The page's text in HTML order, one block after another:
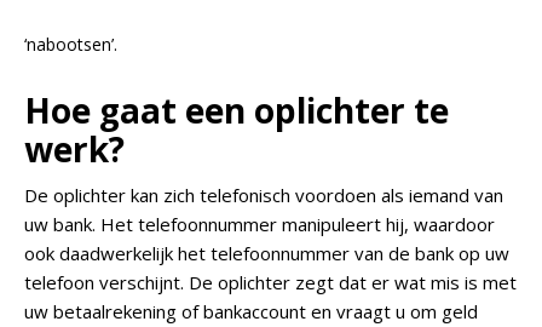
‘nabootsen’.
Hoe gaat een oplichter te
werk?
De oplichter kan zich telefonisch voordoen als iemand van
uw bank. Het telefoonnummer manipuleert hij, waardoor
ook daadwerkelijk het telefoonnummer van de bank op uw
telefoon verschijnt. De oplichter zegt dat er wat mis is met
uw betaalrekening of bankaccount en vraagt u om geld